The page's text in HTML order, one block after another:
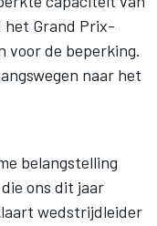
het Grand Prix-
voor de beperking.
naar het
belangstelling
ons dit jaar
wedstrijdleider